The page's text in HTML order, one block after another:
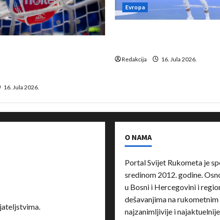
16. Jula 2026.
Evropa
Redakcija 16. Jula 2026.
O NAMA
Portal Svijet Rukometa je
sredinom 2012. godine.
u Bosni i Hercegovini i
dešavanjima na
najzanimljivije i